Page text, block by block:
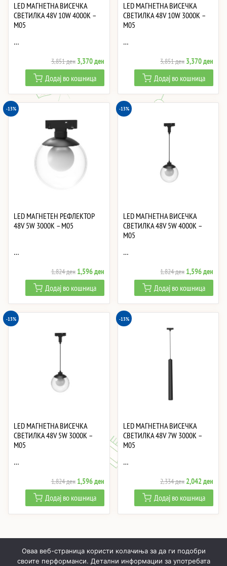
LED МАГНЕТНА ВИСЕЧКА
СВЕТИЛКА 48V 10W 4000K –
M05
…
3,851ден Original
price
was:
3,851 ден.
3,370денCurrent
price
is:
3,370 ден.
Додај во кошница
LED МАГНЕТНА ВИСЕЧКА
СВЕТИЛКА 48V 10W 3000K –
M05
…
3,851ден Original
price
was:
3,851 ден.
3,370ден
price
is:
Додај во кошница
-13%
LED МАГНЕТЕН РЕФЛЕКТОР
48V 5W 3000K – M05
…
1,824ден Original
price
was:
1,824 ден.
1,596денCurrent
price
is:
1,596 ден.
Додај во кошница
-13%
LED МАГНЕТНА ВИСЕЧКА
СВЕТИЛКА 48V 5W 4000K –
M05
…
1,824ден Original
price
was:
1,824 ден.
1,596ден
price
is:
Додај во кошница
-13%
LED МАГНЕТНА ВИСЕЧКА
СВЕТИЛКА 48V 5W 3000K –
M05
…
1,824ден Original
price
was:
1,824 ден.
1,596денCurrent
price
is:
1,596 ден.
Додај во кошница
-13%
LED МАГНЕТНА ВИСЕЧКА
СВЕТИЛКА 48V 7W 3000K –
M05
…
2,334ден Original
price
was:
2,334 ден.
2,042ден
price
is:
Додај во кошница
Оваа веб-страница користи колачиња за да ги подобри
своите перформанси. Детални информации за употребата